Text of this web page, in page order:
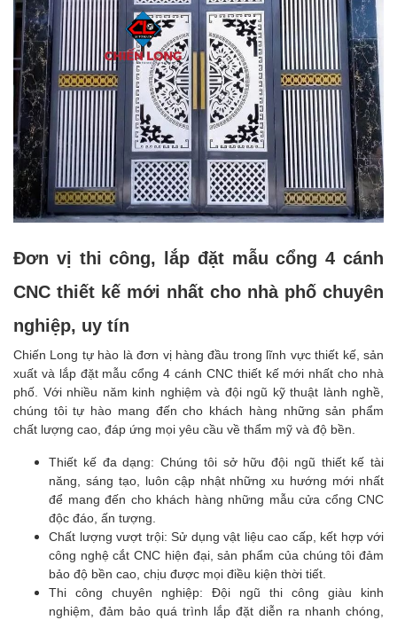
Đơn vị thi công, lắp đặt mẫu cổng 4 cánh
CNC thiết kế mới nhất cho nhà phố chuyên
nghiệp, uy tín
Chiến Long tự hào là đơn vị hàng đầu trong lĩnh vực thiết kế, sản
xuất và lắp đặt mẫu cổng 4 cánh CNC thiết kế mới nhất cho nhà
phố. Với nhiều năm kinh nghiệm và đội ngũ kỹ thuật lành nghề,
chúng tôi tự hào mang đến cho khách hàng những sản phẩm
chất lượng cao, đáp ứng mọi yêu cầu về thẩm mỹ và độ bền.
Thiết kế đa dạng: Chúng tôi sở hữu đội ngũ thiết kế tài
năng, sáng tạo, luôn cập nhật những xu hướng mới nhất
để mang đến cho khách hàng những mẫu cửa cổng CNC
độc đáo, ấn tượng.
Chất lượng vượt trội: Sử dụng vật liệu cao cấp, kết hợp với
công nghệ cắt CNC hiện đại, sản phẩm của chúng tôi đảm
bảo độ bền cao, chịu được mọi điều kiện thời tiết.
Thi công chuyên nghiệp: Đội ngũ thi công giàu kinh
nghiệm, đảm bảo quá trình lắp đặt diễn ra nhanh chóng,